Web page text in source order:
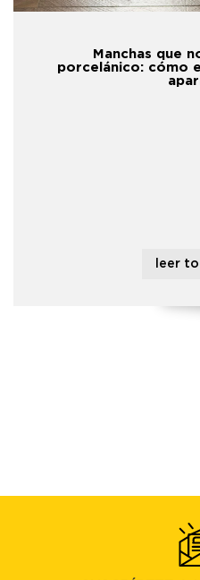
Manchas que
porcelánico: cómo
leer